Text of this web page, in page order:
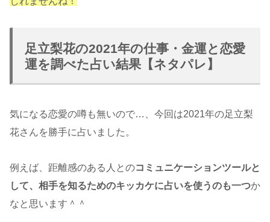
足立梨花の2021年の仕事・金運と恋愛
運を調べた占い結果【ネタパレ】
気になる恋愛の噂も無いので…、今回は2021年の足立梨
花さんを勝手に占いました。
例えば、距離感のある人とのコミュニケーションツールと
して、相手を知るためのキッカケに占いを使うのも一つか
なと思います＾＾